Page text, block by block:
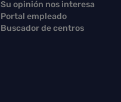
Su opinión nos interesa
Portal empleado
Buscador de centros